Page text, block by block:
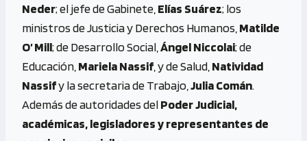
Neder; el jefe de Gabinete, Elías Suárez; los
ministros de Justicia y Derechos Humanos, Matilde
O’ Mill; de Desarrollo Social, Ángel Niccolai; de
Educación, Mariela Nassif , y de Salud, Natividad
Nassify la secretaria de Trabajo, Julia Comán.
Además de autoridades delPoder Judicial,
académicas, legisladores y representantes de